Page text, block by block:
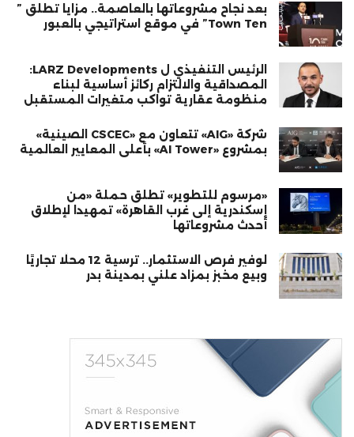
بعد نجاح مشروعاتها بالعاصمة.. مزايا تطلق ”
Town Ten” في موقع استراتيجي بالعبور
الرئيس التنفيذي ل LARZ Developments:
المصداقية والالتزام ركائز أساسية لبناء
منظومة عقارية تواكب متغيرات المستقبل
شركة «AIG» تتعاون مع «CSCEC الصينية»
بمشروع «AI Tower» بأعلى المعايير العالمية
«مرسوم للتطوير» تطلق حملة «من
إسكندرية إلى غرب القاهرة» تمهيدا لإطلاق
أحدث مشروعاتها
لوفير فرص الاستثمار.. ترسية 12 محلًا تجاريًا
وبيع مخبز بمزاد علني بمدينة بدر